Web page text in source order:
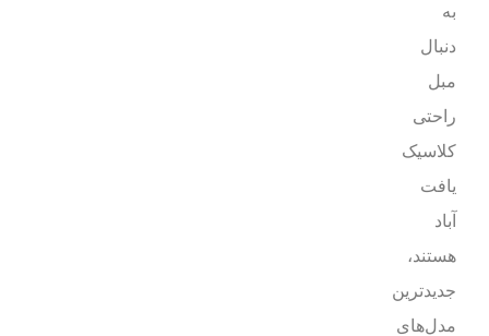
به
دنبال
مبل
راحتی
کلاسیک
یافت
آباد
هستند،
جدیدترین
مدل‌های